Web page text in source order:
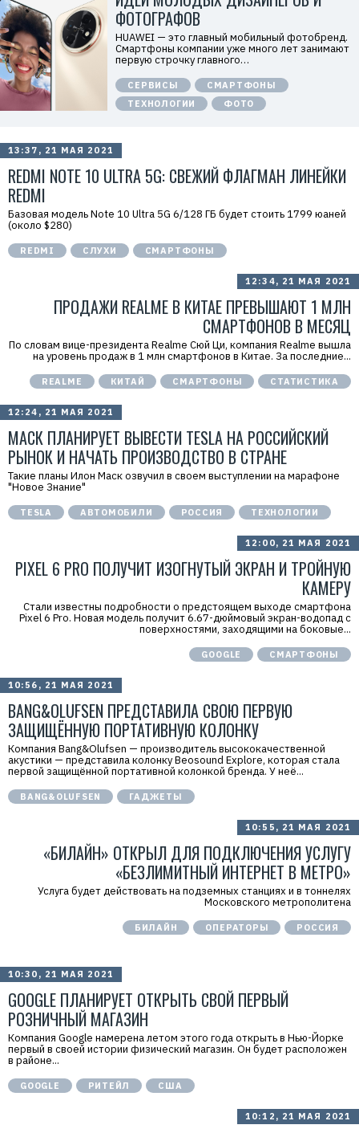
13:37, 21 МАЯ 2021
REDMI NOTE 10 ULTRA 5G: СВЕЖИЙ ФЛАГМАН ЛИНЕЙКИ
REDMI
Базовая модель Note 10 Ultra 5G 6/128 ГБ будет стоить 1799 юаней
(около $280)
REDMI СЛУХИ СМАРТФОНЫ
12:34, 21 МАЯ 2021
ПРОДАЖИ REALME В КИТАЕ ПРЕВЫШАЮТ 1 МЛН
СМАРТФОНОВ В МЕСЯЦ
По словам вице-президента Realme Сюй Ци, компания Realme вышла
на уровень продаж в 1 млн смартфонов в Китае. За последние...
REALME КИТАЙ СМАРТФОНЫ СТАТИСТИКА
12:24, 21 МАЯ 2021
МАСК ПЛАНИРУЕТ ВЫВЕСТИ TESLA НА РОССИЙСКИЙ
РЫНОК И НАЧАТЬ ПРОИЗВОДСТВО В СТРАНЕ
Такие планы Илон Маск озвучил в своем выступлении на марафоне
"Новое Знание"
TESLA АВТОМОБИЛИ РОССИЯ ТЕХНОЛОГИИ
12:00, 21 МАЯ 2021
PIXEL 6 PRO ПОЛУЧИТ ИЗОГНУТЫЙ ЭКРАН И ТРОЙНУЮ
КАМЕРУ
Стали известны подробности о предстоящем выходе смартфона
Pixel 6 Pro. Новая модель получит 6.67-дюймовый экран-водопад с
поверхностями, заходящими на боковые...
GOOGLE СМАРТФОНЫ
10:56, 21 МАЯ 2021
BANG&OLUFSEN ПРЕДСТАВИЛА СВОЮ ПЕРВУЮ
ЗАЩИЩЁННУЮ ПОРТАТИВНУЮ КОЛОНКУ
Компания Bang&Olufsen — производитель высококачественной
акустики — представила колонку Beosound Explore, которая стала
первой защищённой портативной колонкой бренда. У неё...
BANG&OLUFSEN ГАДЖЕТЫ
10:55, 21 МАЯ 2021
«БИЛАЙН» ОТКРЫЛ ДЛЯ ПОДКЛЮЧЕНИЯ УСЛУГУ
«БЕЗЛИМИТНЫЙ ИНТЕРНЕТ В МЕТРО»
Услуга будет действовать на подземных станциях и в тоннелях
Московского метрополитена
БИЛАЙН ОПЕРАТОРЫ РОССИЯ
10:30, 21 МАЯ 2021
GOOGLE ПЛАНИРУЕТ ОТКРЫТЬ СВОЙ ПЕРВЫЙ
РОЗНИЧНЫЙ МАГАЗИН
Компания Google намерена летом этого года открыть в Нью-Йорке
первый в своей истории физический магазин. Он будет расположен
в районе...
GOOGLE РИТЕЙЛ США
10:12, 21 МАЯ 2021
«
х
к
м
п
а
н
в
»
И
7
1
4
1
8
6
8
0
ФОТОГРАФОВ
HUAWEI — это главный мобильный фотобренд.
Смартфоны компании уже много лет занимают
первую строчку главного…
СЕРВИСЫ
СМАРТФОНЫ
ТЕХНОЛОГИИ
ФОТО